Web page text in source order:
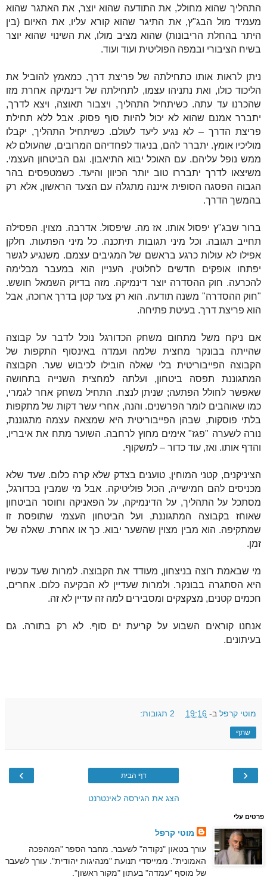
התהליך שהוא מחולל, את התודעה שהוא יוצר, את האתגר שהוא
מעמיד מול הבג"ץ, את התיגר שהוא קורא עליו, את האיום (בין
היתר בהחלת הריבונות) שהוא מציב מולו, את השינוי שהוא יוצר
בשיח הציבורי ובמפה הפוליטית ועוד ועוד.
ניתן לראות אותו כתחילתה של פריצת דרך, כמאמץ להוביל את
הליכוד כולו, ואת נתניהו עצמו, לתחילתה של דינמיקה אחרת מזו
שהכרנו עד עתה. כשיתחיל התהליך, ויצבור תאוצה, ויצא לדרך,
יתברר אמנם שהוא לא יכול להיות סוף פסוק. אבל ללא תחילת
פריצת הדרך – לא נגיע ליעד לעולם. כשיתחיל התהליך, יקבלו
מוליכיו אומץ. יתברר להם, בניגוד לפחדיהם המרובים, שהעולם לא
ממש נופל עליהם. עם האוכל יבוא התיאבון. וגם הביטחון העצמי.
משיצאו לדרך יתבררו טוב יותר הכיוון והיעד. כשמטפסים בהר
הגבוה הפסגה הסופית איננה מתגלה עם הצעד הראשון, אלא רק
בהמשך הדרך.
ברור שבג"ץ יפסול אותו. אז מה. שיפסול. אדרבה. מצוין. הפסילה
תחייב תגובה. וכל מיני תגובות תיתכנה. כל מיני הפתעות. חלקן
אפילו לא עולות כרגע בראשם של המגיבים עצמם. משנגיע לגשר
יפתחו אופקים חדשים לחלוטין. העניין הוא במעבר מבלימה
להכרעה. חוק ההסדרה יוצר דינמיקה. מזה בדיוק השמאל חושש.
"חוק ההסדרה" משנה תודעה. הוא רק צעד קטן בדרך ארוכה, אבל
הוא פריצת דרך. בעיטת פתיחה.
אם ניקח משל מתחום משחק הכדורגל נוכל לדבר על קבוצה
שהייתה בבונקר מחצית שלמה ועמדה באינסוף התקפות של
הקבוצה הפייבוריטית בלי שאלה הובילו לכיבוש שער. הקבוצה
המתגוננת תפסה ביטחון, ועלתה למחצית השנייה בתחושה
שאפשר לחולל הפתעה; שניתן לנצח. התחיל משחק אחר לגמרי,
כמו שאוהבים לומר הפרשנים. והנה, אחרי עשר דקות של מתקפות
בלתי פוסקות, שבהן הפייבוריטית היא שמצאה עצמה מתגוננת,
נורה לשערה "פגז" אימים מחוץ לרחבה. השוער מתח את איבריו,
והדף אותו. ואז, עוד כדור – למשקוף.
הציניקנים, קטני המוחין, טוענים בצדק שלא קרה כלום. שעד שלא
מכניסים להם חמישייה, הכול פוליטיקה. אבל מי שמבין בכדורגל,
מסתכל על התהליך, על הדינמיקה, על הפאניקה וחוסר הביטחון
שאוחז בקבוצה המתגוננת, ועל הביטחון העצמי שתופסת זו
שמתקיפה. הוא מבין מצוין שהשער יבוא. כך או אחרת. שאלה של
זמן.
מי שבאמת רוצה בניצחון, מעודד את הקבוצה. למרות שעד עכשיו
היא הסתגרה בבונקר. ולמרות שעדיין לא הבקיעה כלום. אחרים,
חכמים קטנים, מצקצקים ומסבירים למה זה עדיין לא זה.
אנחנו קוראים השבוע על קריעת ים סוף. לא רק בתורה. גם
בעיתונים.
מוטי קרפל ב- 19:16 2 תגובות:
שתף
‹
› דף הבית
הצג את הגירסה לאינטרנט
פרטים עלי
מוטי קרפל
עורך בטאון "נקודה" לשעבר. מחבר הספר "המהפכה
האמונית". ממייסדי תנועת "מנהיגות יהודית". עורך לשעבר
של מוסף "עמדה" בעתון "מקור ראשון".